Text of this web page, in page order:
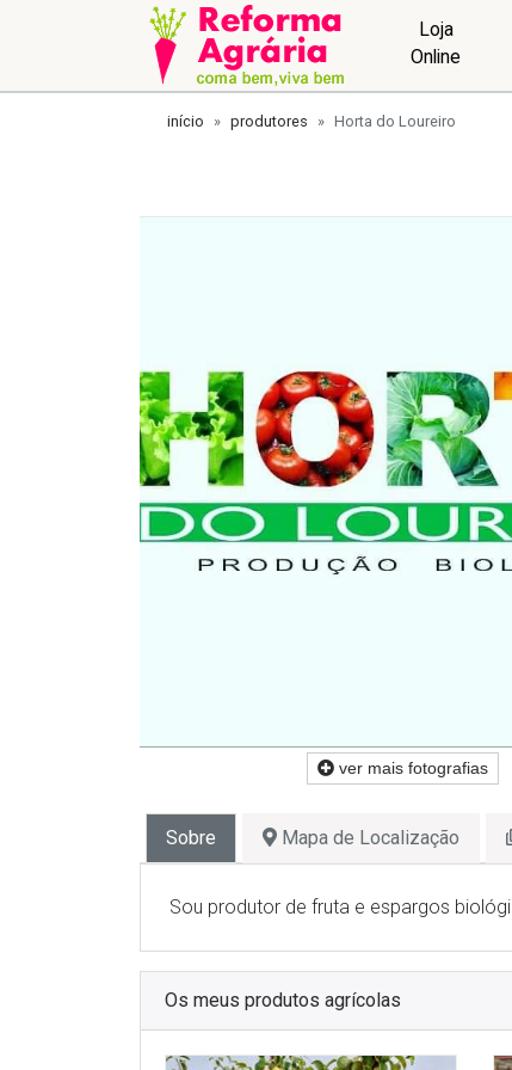
Loja
Online
início produtores Horta do Loureiro
ver mais fotografias
Sobre Mapa de Localização
Sou produtor de fruta e espargos
Os meus produtos agrícolas